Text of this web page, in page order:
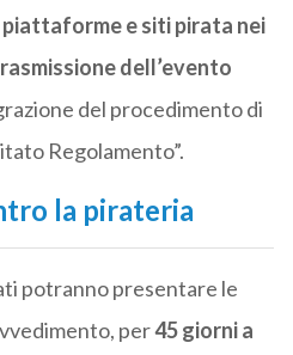
piattaforme e siti pirata nei
dell’evento
del procedimento di
Regolamento”.
la pirateria
potranno presentare le
per45 giorni a